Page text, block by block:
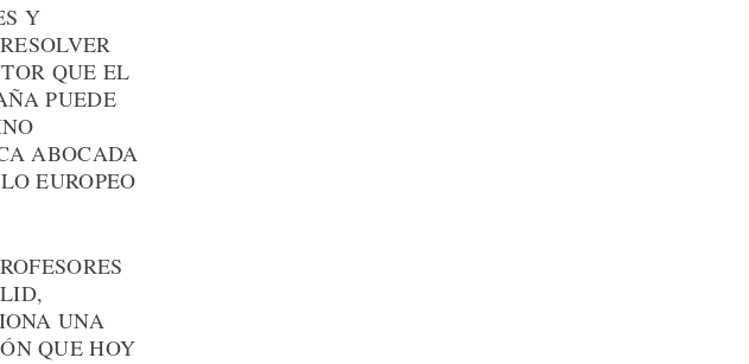
Y
QUE EL
PUEDE
ABOCADA
EUROPEO
UNA
QUE HOY